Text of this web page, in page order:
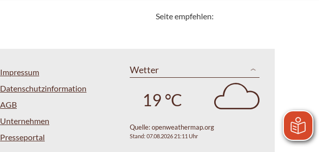
Seite empfehlen:
Impressum
Datenschutzinformation
AGB
Unternehmen
Presseportal
Wetter
19 °C
Quelle:openweathermap.org
Stand: 07.08.2026 21:11 Uhr